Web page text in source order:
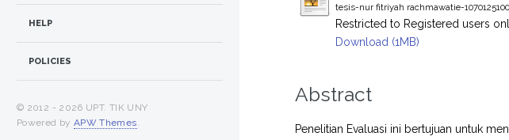
tesis-nur fitriyah rachmawatie-
Restricted to Registered users
Download (1MB)
Abstract
Penelitian Evaluasi ini bertujuan untuk
HELP
POLICIES
© 2012 - 2026 UPT. TIK UNY
Powered by APW Themes